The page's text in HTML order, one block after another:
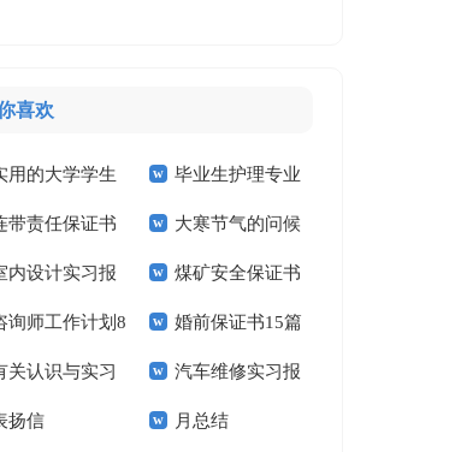
喜欢
用的大学学生
告范文锦集六
毕业生护理专业
求职信精选15篇
带责任保证书 大寒节气的问候
祝福语
内设计实习报
15篇
煤矿安全保证书
(15篇)
询师工作计划8 婚前保证书15篇
关认识与实习
板集锦十篇
汽车维修实习报
告(汇编15篇)
扬信 月总结